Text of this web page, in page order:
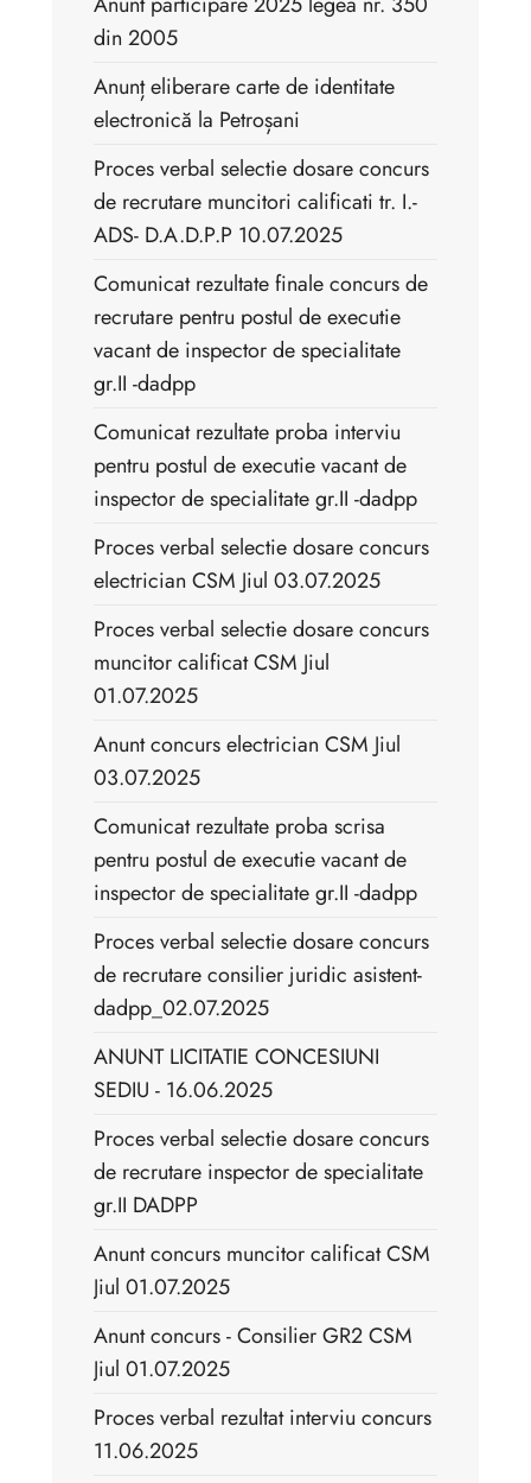
din 2005
Anunț eliberare carte de identitate
electronică la Petroșani
Proces verbal selectie dosare concurs
de recrutare muncitori calificati tr. I.-
ADS- D.A.D.P.P 10.07.2025
Comunicat rezultate finale concurs de
recrutare pentru postul de executie
vacant de inspector de specialitate
gr.II -dadpp
Comunicat rezultate proba interviu
pentru postul de executie vacant de
inspector de specialitate gr.II -dadpp
Proces verbal selectie dosare concurs
electrician CSM Jiul 03.07.2025
Proces verbal selectie dosare concurs
muncitor calificat CSM Jiul
01.07.2025
Anunt concurs electrician CSM Jiul
03.07.2025
Comunicat rezultate proba scrisa
pentru postul de executie vacant de
inspector de specialitate gr.II -dadpp
Proces verbal selectie dosare concurs
de recrutare consilier juridic asistent-
dadpp_02.07.2025
ANUNT LICITATIE CONCESIUNI
SEDIU - 16.06.2025
Proces verbal selectie dosare concurs
de recrutare inspector de specialitate
gr.II DADPP
Anunt concurs muncitor calificat CSM
Jiul 01.07.2025
Anunt concurs - Consilier GR2 CSM
Jiul 01.07.2025
Proces verbal rezultat interviu concurs
11.06.2025